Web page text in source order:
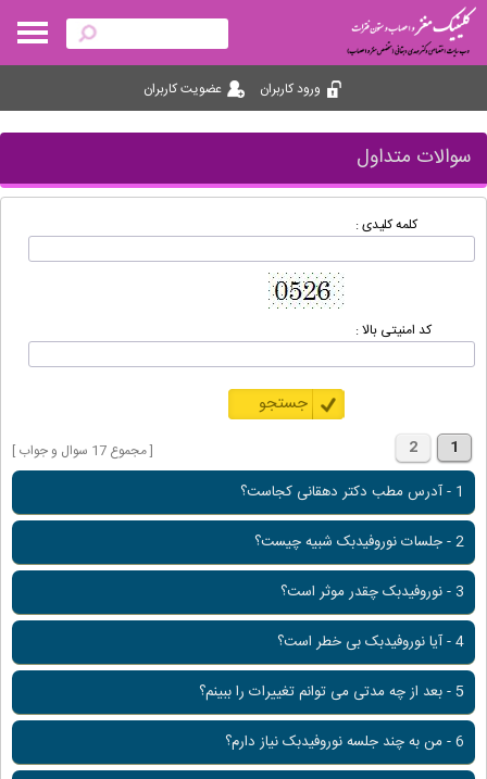
ورود کاربران عضویت کاربران
سوالات متداول
کلمه کلیدی :
کد امنیتی بالا :
1
2 [ مجموع 17 سوال و جواب ]
1 - آدرس مطب دکتر دهقانی کجاست؟
2 - جلسات نوروفیدبک شبیه چیست؟
3 - نوروفیدبک چقدر موثر است؟
4 - آیا نوروفیدبک بی خطر است؟
5 - بعد از چه مدتی می توانم تغییرات را ببینم؟
6 - من به چند جلسه نوروفیدبک نیاز دارم؟